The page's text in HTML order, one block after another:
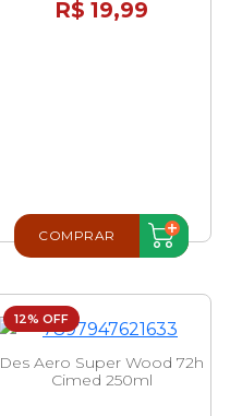
R$ 19,99
COMPRAR
12% OFF
Des Aero Super Wood 72h
Cimed 250ml